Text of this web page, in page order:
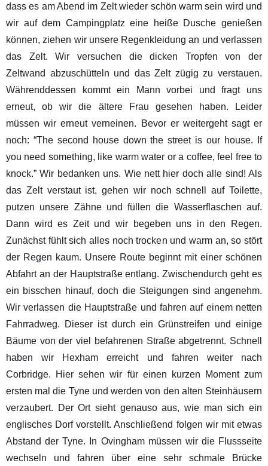
dass es am Abend im Zelt wieder schön warm sein wird und
wir auf dem Campingplatz eine heiße Dusche genießen
können, ziehen wir unsere Regenkleidung an und verlassen
das Zelt. Wir versuchen die dicken Tropfen von der
Zeltwand abzuschütteln und das Zelt zügig zu verstauen.
Währenddessen kommt ein Mann vorbei und fragt uns
erneut, ob wir die ältere Frau gesehen haben. Leider
müssen wir erneut verneinen. Bevor er weitergeht sagt er
noch: “The second house down the street is our house. If
you need something, like warm water or a coffee, feel free to
knock.” Wir bedanken uns. Wie nett hier doch alle sind! Als
das Zelt verstaut ist, gehen wir noch schnell auf Toilette,
putzen unsere Zähne und füllen die Wasserflaschen auf.
Dann wird es Zeit und wir begeben uns in den Regen.
Zunächst fühlt sich alles noch trocken und warm an, so stört
der Regen kaum. Unsere Route beginnt mit einer schönen
Abfahrt an der Hauptstraße entlang. Zwischendurch geht es
ein bisschen hinauf, doch die Steigungen sind angenehm.
Wir verlassen die Hauptstraße und fahren auf einem netten
Fahrradweg. Dieser ist durch ein Grünstreifen und einige
Bäume von der viel befahrenen Straße abgetrennt. Schnell
haben wir Hexham erreicht und fahren weiter nach
Corbridge. Hier sehen wir für einen kurzen Moment zum
ersten mal die Tyne und werden von den alten Steinhäusern
verzaubert. Der Ort sieht genauso aus, wie man sich ein
englisches Dorf vorstellt. Anschließend folgen wir mit etwas
Abstand der Tyne. In Ovingham müssen wir die Flussseite
wechseln und fahren über eine sehr schmale Brücke